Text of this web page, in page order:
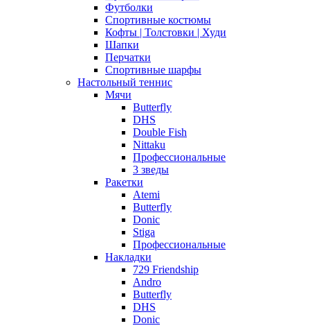
Футболки
Спортивные костюмы
Кофты | Толстовки | Худи
Шапки
Перчатки
Спортивные шарфы
Настольный теннис
Мячи
Butterfly
DHS
Double Fish
Nittaku
Профессиональные
3 зведы
Ракетки
Atemi
Butterfly
Donic
Stiga
Профессиональные
Накладки
729 Friendship
Andro
Butterfly
DHS
Donic